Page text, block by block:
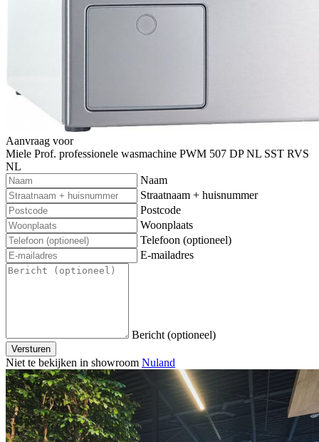
Aanvraag voor
Miele Prof. professionele wasmachine PWM 507 DP NL SST RVS
NL
Naam
Straatnaam + huisnummer
Postcode
Woonplaats
Telefoon (optioneel)
E-mailadres
Bericht (optioneel)
Versturen
Niet te bekijken in showroom Nuland